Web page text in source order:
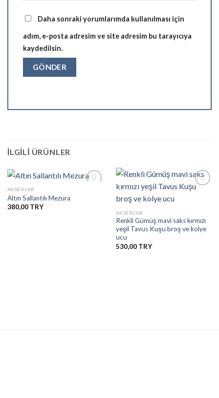
Daha sonraki yorumlarımda kullanılması için
adım, e-posta adresim ve site adresim bu tarayıcıya
kaydedilsin.
İLGILI ÜRÜNLER
AKSESUAR
Altın Sallantılı Mezura
380,00
Ekle
AKSESUAR
Renkli Gümüş mavi saks kırmızı
yeşil Tavus Kuşu broş ve kolye
ucu
530,00